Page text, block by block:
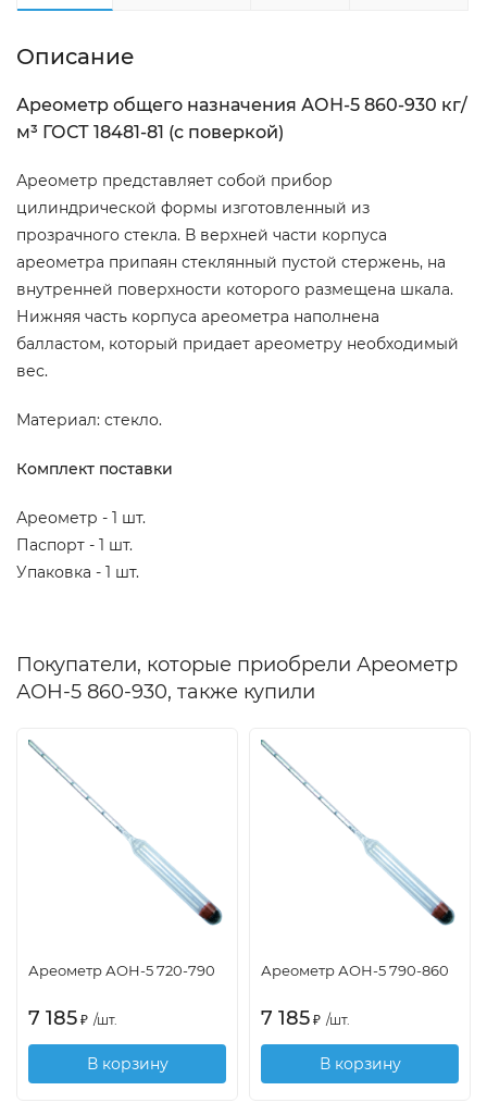
Описание
Ареометр общего назначения АОН-5 860-930 кг/
м³ ГОСТ 18481-81 (с поверкой)
Ареометр представляет собой прибор
цилиндрической формы изготовленный из
прозрачного стекла. В верхней части корпуса
ареометра припаян стеклянный пустой стержень, на
внутренней поверхности которого размещена шкала.
Нижняя часть корпуса ареометра наполнена
балластом, который придает ареометру необходимый
вес.
Материал: стекло.
Комплект поставки
Ареометр - 1 шт.
Паспорт - 1 шт.
Упаковка - 1 шт.
Покупатели, которые приобрели Ареометр
АОН-5 860-930, также купили
Ареометр АОН-5 720-790
7 185 ₽ /шт.
В корзину
Ареометр АОН-5 790-860
7 185 ₽ /шт.
В корзину